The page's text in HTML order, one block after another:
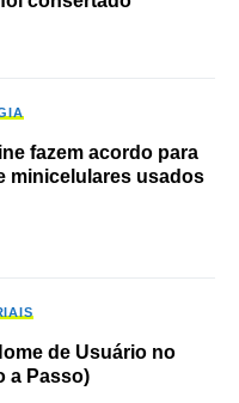
fazem acordo para
minicelulares usados
de Usuário no
a Passo)